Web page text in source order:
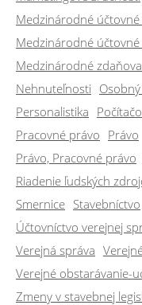
Medzinárodné účtovné
Medzinárodné účtovné
Medzinárodné
Nehnuteľnosti
Personalistika
Pracovné právo Právo
Právo, Pracovné právo
Riadenie ľudských
Smernice Stavebníctvo
Účtovníctvo verejnej
Verejná správa
Verejné obstarávanie-
Zmeny v stavebnej